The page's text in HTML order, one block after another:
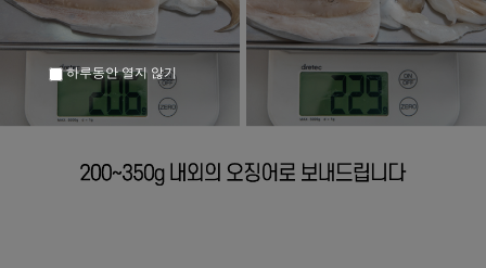
하루동안 열지 않기